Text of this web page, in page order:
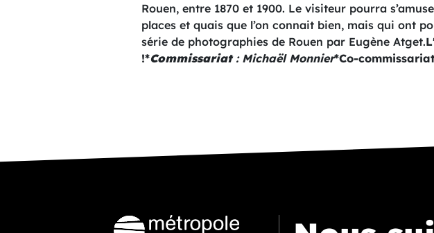
Rouen, entre 1870 et 1900. Le visiteur pourra
places et quais que l’on connait bien, mais qui ont
série de photographies de Rouen par Eugène Atget.
!*Commissariat: Michaël Monnier*Co-commissariat